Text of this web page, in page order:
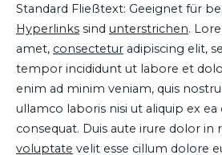
Standard Fließtext: Geeignet für
Hyperlinks sind unterstrichen.
amet, consectetur adipiscing elit,
tempor incididunt ut labore et
enim ad minim veniam, quis
ullamco laboris nisi ut aliquip ex
consequat. Duis aute irure dolor in
voluptate velit esse cillum dolore